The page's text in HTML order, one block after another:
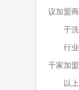
议加盟
干洗加
行业专
千家加
以上就